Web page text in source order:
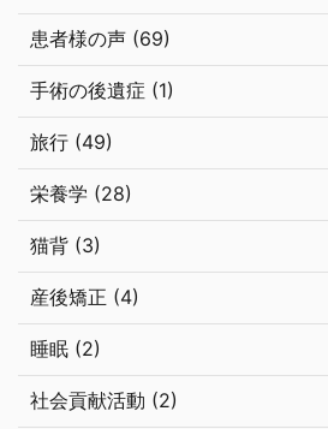
患者様の声 (69)
手術の後遺症 (1)
旅行 (49)
栄養学 (28)
猫背 (3)
産後矯正 (4)
睡眠 (2)
社会貢献活動 (2)